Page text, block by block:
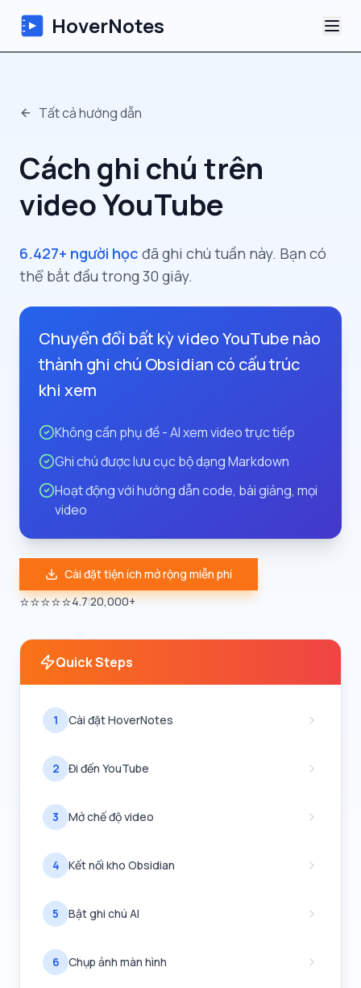
HoverNotes
Ghi chú Video AI
Hướng dẫn
Giới thiệu
Tất cả hướng dẫn
Cách ghi chú trên
video YouTube
6.427+ người học đã ghi chú tuần này. Bạn có
thể bắt đầu trong 30 giây.
Chuyển đổi bất kỳ video YouTube nào
thành ghi chú Obsidian có cấu trúc
khi xem
Không cần phụ đề - AI xem video trực tiếp
Ghi chú được lưu cục bộ dạng Markdown
Hoạt động với hướng dẫn code, bài giảng, mọi
video
Cài đặt tiện ích mở rộng miễn phí
⭐⭐⭐⭐⭐4.7|20,000+
Quick Steps
1 Cài đặt HoverNotes
2 Đi đến YouTube
3 Mở chế độ video
4 Kết nối kho Obsidian
5 Bật ghi chú AI
6 Chụp ảnh màn hình